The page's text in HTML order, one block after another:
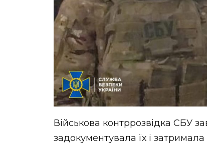
Військова контррозвідка СБУ
задокументувала їх і